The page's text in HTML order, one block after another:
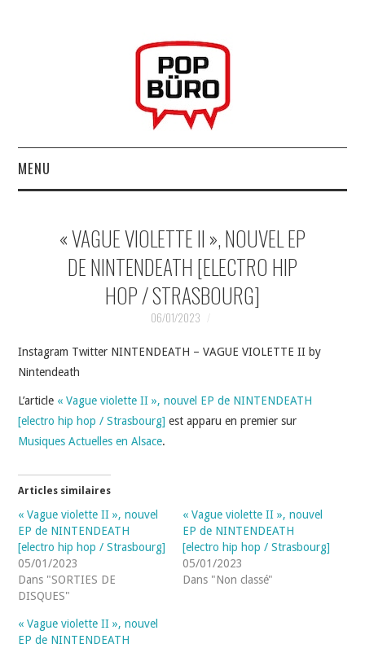
MENU
MUSIQUESACTUELLES.NET
GABBA GABBA HEY !
INDÉPENDANTS
DOKO
« VAGUE VIOLETTE II », NOUVEL EP
DE NINTENDEATH [ELECTRO HIP
HOP / STRASBOURG]
06/01/2023
Instagram Twitter NINTENDEATH – VAGUE VIOLETTE II by
Nintendeath
L’article « Vague violette II », nouvel EP de NINTENDEATH
[electro hip hop / Strasbourg] est apparu en premier sur
Musiques Actuelles en Alsace.
Articles similaires
« Vague violette II », nouvel
EP de NINTENDEATH
[electro hip hop / Strasbourg]
05/01/2023
Dans "SORTIES DE
DISQUES"
« Vague violette II », nouvel
EP de NINTENDEATH
[electro hip hop / Strasbourg]
05/01/2023
Dans "Non classé"
« Vague violette II », nouvel
EP de NINTENDEATH